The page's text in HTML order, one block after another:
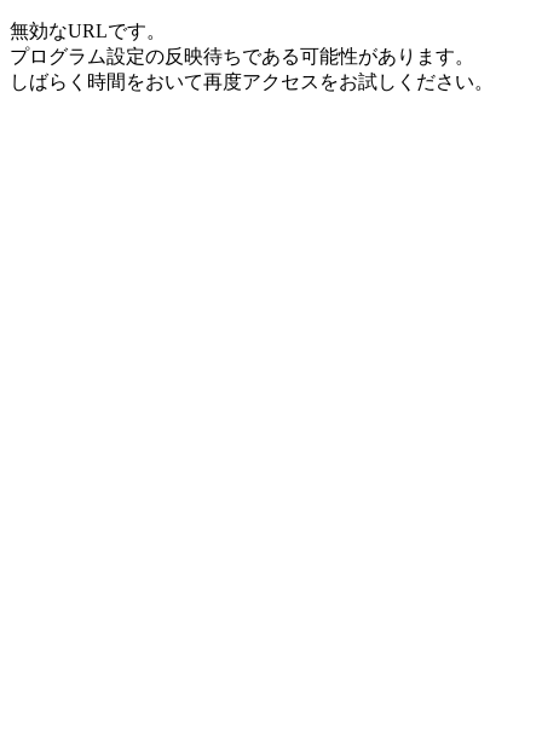
無効なURLです。
プログラム設定の反映待ちである可能性があります。
しばらく時間をおいて再度アクセスをお試しください。